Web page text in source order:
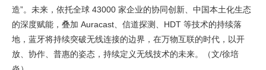
造”。未来，依托全球 43000 家企业的协同创新、中国本土化生态
的深度赋能，叠加 Auracast、信道探测、HDT 等技术的持续落
地，蓝牙将持续突破无线连接的边界，在万物互联的时代，以开
放、协作、普惠的姿态，持续定义无线技术的未来。（文/徐培